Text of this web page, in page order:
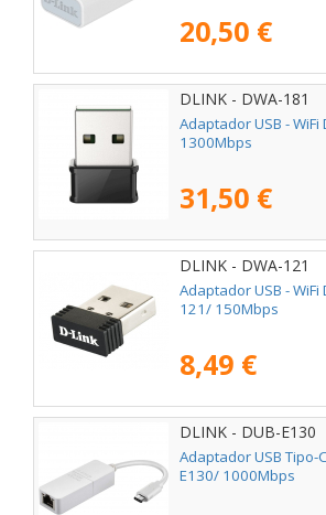
20,50 €
DLINK - DWA-181
Adaptador USB -
1300Mbps
31,50 €
DLINK - DWA-121
Adaptador USB - WiFi
121/ 150Mbps
8,49 €
DLINK - DUB-E130
Adaptador USB Tipo-
E130/ 1000Mbps